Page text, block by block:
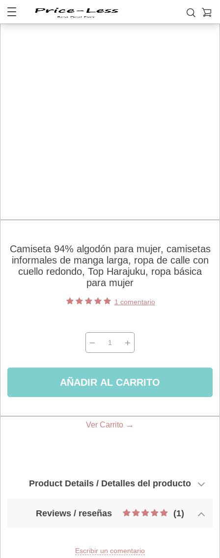
Camiseta 94% algodón para mujer, camisetas
informales de manga larga, ropa de calle con
cuello redondo, Top Harajuku, ropa básica
para mujer
1 comentario
− +
AÑADIR AL CARRITO
Ver Carrito →
Product Details / Detalles del producto
Reviews / reseñas (1)
Escribir un comentario